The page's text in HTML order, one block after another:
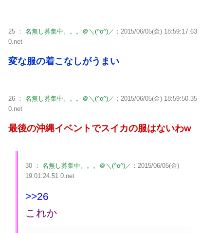
25 ： 名無し募集中。。。＠＼(^o^)／ ：2015/06/05(金) 18:59:17.63
0.net
変な服の着こなしがうまい
26 ： 名無し募集中。。。＠＼(^o^)／ ：2015/06/05(金) 18:59:50.35
0.net
最後の沖縄イベントでスイカの服はないわw
30 ： 名無し募集中。。。＠＼(^o^)／ ：2015/06/05(金)
19:01:24.51 0.net
>>26
これか